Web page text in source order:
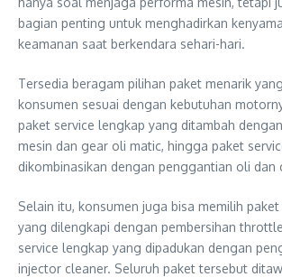
bagian penting untuk menghadirkan
keamanan saat berkendara sehari-hari.
Tersedia beragam pilihan paket menarik
konsumen sesuai dengan kebutuhan
paket service lengkap yang ditambah
mesin dan gear oli matic, hingga paket
dikombinasikan dengan penggantian oli dan
Selain itu, konsumen juga bisa memilih
yang dilengkapi dengan pembersihan
service lengkap yang dipadukan dengan
injector cleaner. Seluruh paket tersebut